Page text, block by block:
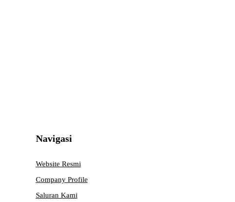
Navigasi
Website Resmi
Company Profile
Saluran Kami